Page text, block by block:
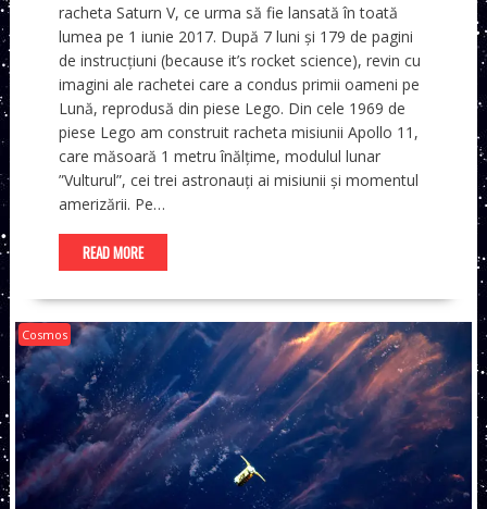
racheta Saturn V, ce urma să fie lansată în toată
lumea pe 1 iunie 2017. După 7 luni și 179 de pagini
de instrucțiuni (because it’s rocket science), revin cu
imagini ale rachetei care a condus primii oameni pe
Lună, reprodusă din piese Lego. Din cele 1969 de
piese Lego am construit racheta misiunii Apollo 11,
care măsoară 1 metru înălțime, modulul lunar
”Vulturul”, cei trei astronauți ai misiunii și momentul
amerizării. Pe…
READ MORE
Cosmos